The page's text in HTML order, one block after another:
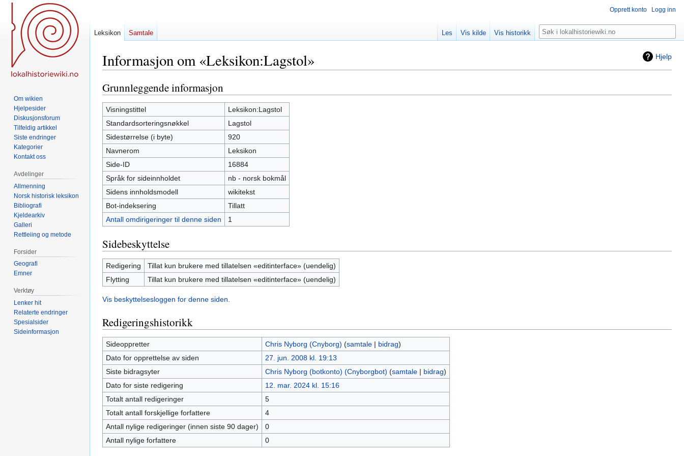
Hjelp
Informasjon om «Leksikon:Lagstol»
Hopp
til
navigering
Hopp
til
søk
Grunnleggende informasjon
Visningstittel
Leksikon:Lagstol
Standardsorteringsnøkkel
Lagstol
Sidestørrelse (i byte)
920
Navnerom
Leksikon
Side-ID
16884
Språk for sideinnholdet
nb - norsk bokmål
Sidens innholdsmodell
wikitekst
Bot-indeksering
Tillatt
Antall omdirigeringer til denne siden
1
Sidebeskyttelse
Redigering
Tillat kun brukere med tillatelsen «editinterface» (uendelig)
Flytting
Tillat kun brukere med tillatelsen «editinterface» (uendelig)
Vis beskyttelsesloggen for denne siden.
Redigeringshistorikk
Sideoppretter Chris Nyborg (Cnyborg) (samtale| bidrag)
Dato for opprettelse av siden
27. jun. 2008 kl. 19:13
Siste bidragsyter
Chris Nyborg (botkonto) (Cnyborgbot) (samtale| bidrag)
Dato for siste redigering
12. mar. 2024 kl. 15:16
Totalt antall redigeringer
5
Totalt antall forskjellige forfattere
4
Antall nylige redigeringer (innen siste 90 dager)
0
Antall nylige forfattere
0
Opprett konto Logg inn
Leksikon Samtale Les Vis kilde Vis historikk Søk
Om wikien
Hjelpesider
Diskusjonsforum
Tilfeldig artikkel
Siste endringer
Kategorier
Kontakt oss
Avdelinger
Allmenning
Norsk historisk leksikon
Bibliografi
Kjeldearkiv
Galleri
Rettleiing og metode
Forsider
Geografi
Emner
Verktøy
Lenker hit
Relaterte endringer
Spesialsider
Sideinformasjon